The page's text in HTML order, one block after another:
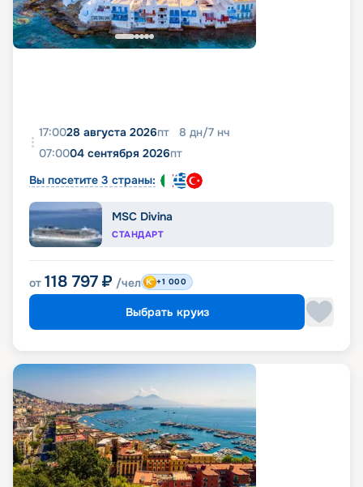
17:0028 августа 2026пт 8 дн/7 нч
07:0004 сентября 2026пт
Вы посетите 3 страны:
MSC Divina
СТАНДАРТ
от 118 797 ₽ /чел +1 000
Выбрать круиз